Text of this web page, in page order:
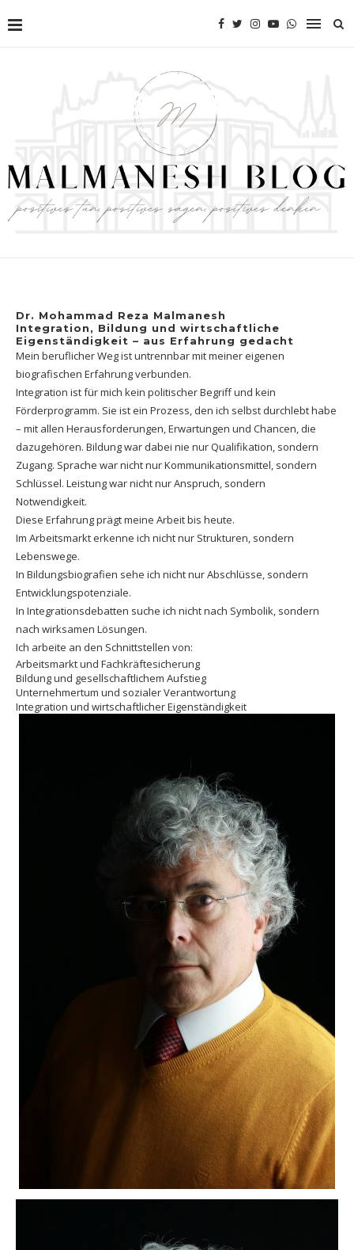
Dr. Mohammad Reza Malmanesh
Integration, Bildung und wirtschaftliche
Eigenständigkeit – aus Erfahrung gedacht
Mein beruflicher Weg ist untrennbar mit meiner eigenen
biografischen Erfahrung verbunden.
Integration ist für mich kein politischer Begriff und kein
Förderprogramm. Sie ist ein Prozess, den ich selbst durchlebt habe
– mit allen Herausforderungen, Erwartungen und Chancen, die
dazugehören. Bildung war dabei nie nur Qualifikation, sondern
Zugang. Sprache war nicht nur Kommunikationsmittel, sondern
Schlüssel. Leistung war nicht nur Anspruch, sondern
Notwendigkeit.
Diese Erfahrung prägt meine Arbeit bis heute.
Im Arbeitsmarkt erkenne ich nicht nur Strukturen, sondern
Lebenswege.
In Bildungsbiografien sehe ich nicht nur Abschlüsse, sondern
Entwicklungspotenziale.
In Integrationsdebatten suche ich nicht nach Symbolik, sondern
nach wirksamen Lösungen.
Ich arbeite an den Schnittstellen von:
Arbeitsmarkt und Fachkräftesicherung
Bildung und gesellschaftlichem Aufstieg
Unternehmertum und sozialer Verantwortung
Integration und wirtschaftlicher Eigenständigkeit